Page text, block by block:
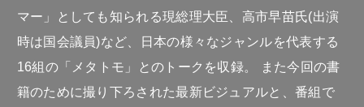
マー」としても知られる現総理大臣、高市早苗氏(出演
時は国会議員)など、日本の様々なジャンルを代表する
16組の「メタトモ」とのトークを収録。 また今回の書
籍のために撮り下ろされた最新ビジュアルと、番組で